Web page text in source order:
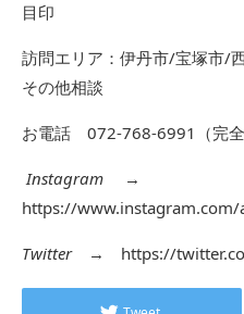
目印
訪問エリア：伊丹市/宝塚市/
その他相談
お電話 072-768-6991（完全
Instagram →
https://
Twitter→ https://